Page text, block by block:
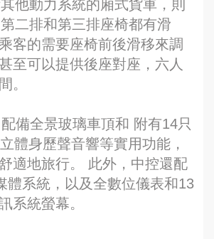
他動力系統的廂式貨車，則
二排和第三排座椅都有滑
客的需要座椅前後滑移來調
至可以提供後座對座，六人
。
備全景玻璃車頂和 附有14只
體身歷聲音響等實用功能，
適地旅行。 此外，中控還配
體系統，以及全數位儀表和13
系統螢幕。